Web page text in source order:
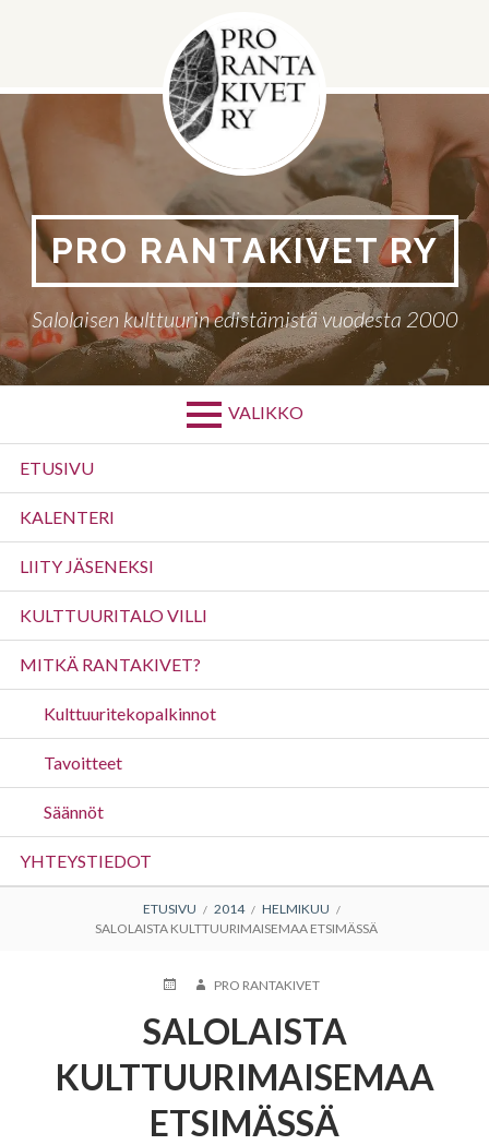
PRO RANTAKIVET RY
Salolaisen kulttuurin edistämistä vuodesta 2000
VALIKKO
Ensisijainen
valikko
ETUSIVU
KALENTERI
LIITY JÄSENEKSI
KULTTUURITALO VILLI
MITKÄ RANTAKIVET?
Kulttuuritekopalkinnot
Tavoitteet
Säännöt
YHTEYSTIEDOT
MURUPOLKU
ETUSIVU 2014
HELMIKUU
SALOLAISTA KULTTUURIMAISEMAA ETSIMÄSSÄ
JULKAISTUKIRJOITTAJA
PRO RANTAKIVET
SALOLAISTA
KULTTUURIMAISEMAA
ETSIMÄSSÄ